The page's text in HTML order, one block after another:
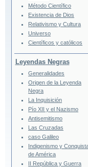
Método Científico
Existencia de Dios
Relativismo y Cultura
Universo
Científicos y católicos
Leyendas Negras
Generalidades
Origen de la Leyenda
Negra
La Inquisición
Pío XII y el Nazismo
Antisemitismo
Las Cruzadas
caso Galileo
Indigenismo y
de América
II República y Guerra